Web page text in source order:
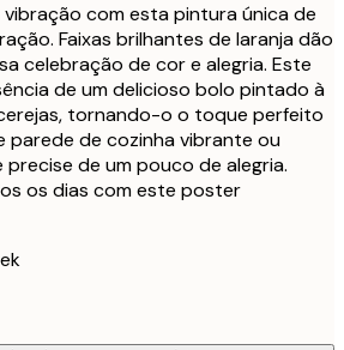
com esta pintura única de
Faixas brilhantes de laranja dão
celebração de cor e alegria. Este
de um delicioso bolo pintado à
tornando-o o toque perfeito
parede de cozinha vibrante ou
de um pouco de alegria.
os dias com este poster